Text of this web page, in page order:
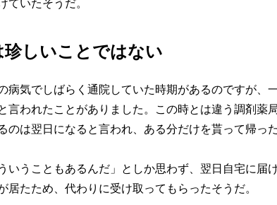
ていたそうだ。
しいことではない
病気でしばらく通院していた時期があるのですが、
言われたことがありました。この時とは違う調剤薬
のは翌日になると言われ、ある分だけを貰って帰った
うこともあるんだ」としか思わず、翌日自宅に届
居たため、代わりに受け取ってもらったそうだ。